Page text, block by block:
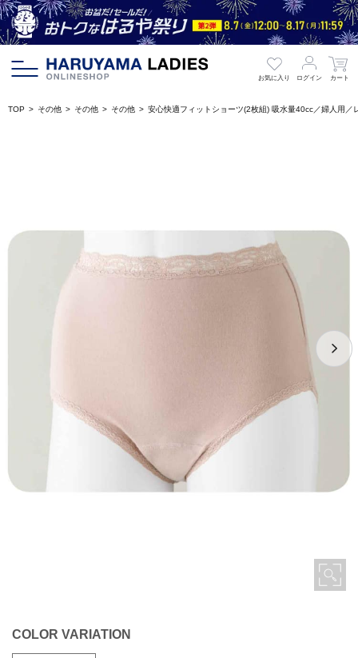
お気に入り ログイン カート
TOP その他 その他 その他 安心快適フィットショーツ(2枚組) 吸水量40cc／婦人用
COLOR VARIATION